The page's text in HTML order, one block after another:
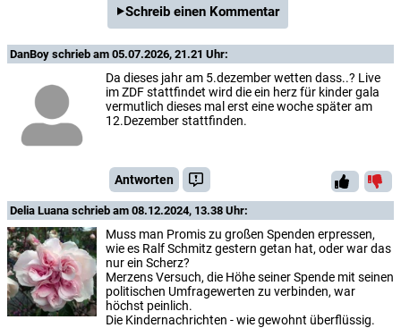
Schreib einen Kommentar
DanBoy schrieb am 05.07.2026, 21.21 Uhr:
Da dieses jahr am 5.dezember wetten dass..? Live
im ZDF stattfindet wird die ein herz für kinder gala
vermutlich dieses mal erst eine woche später am
12.Dezember stattfinden.
Antworten
Delia Luana schrieb am 08.12.2024, 13.38 Uhr:
Muss man Promis zu großen Spenden erpressen,
wie es Ralf Schmitz gestern getan hat, oder war das
nur ein Scherz?
Merzens Versuch, die Höhe seiner Spende mit seinen
politischen Umfragewerten zu verbinden, war
höchst peinlich.
Die Kindernachrichten - wie gewohnt überflüssig.